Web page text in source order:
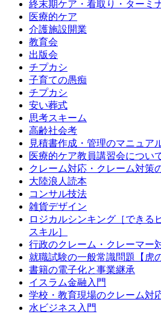
終末期ケア・看取り・ターミ
医療的ケア
介護施設開業
教育会
出版会
チプカシ
子育ての愚痴
チプカシ
安い葬式
思考スキーム
高齢社会考
見積書作成・管理のマニュア
医療的ケア教員講習会につい
クレーム対応・クレーム対策
大陸浪人読本
コンサル技法
雑貨デザイン
ロジカルシンキング［できる
スキル］
行政のクレーム・クレーマー
就職試験の一般常識問題【虎
書籍の電子化と事業継承
イスラム金融入門
学校・教育現場のクレーム対
水ビジネス入門